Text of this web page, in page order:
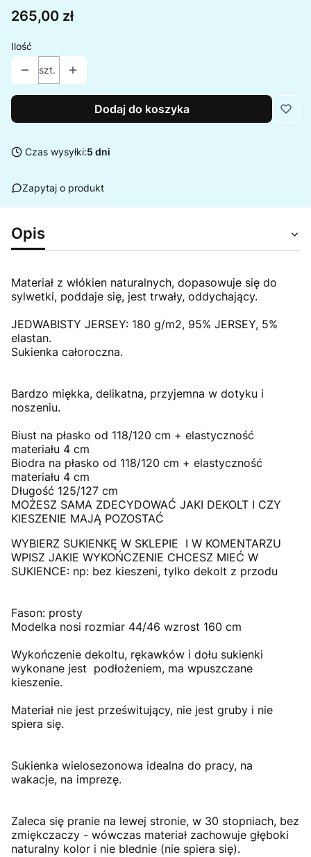
Cena
265,00 zł
Ilość
szt.
Dodaj do koszyka
Czas wysyłki:5 dni
Zapytaj o produkt
Opis
Materiał z włókien naturalnych, dopasowuje się do
sylwetki, poddaje się, jest trwały, oddychający.
JEDWABISTY JERSEY: 180 g/m2, 95% JERSEY, 5%
elastan.
Sukienka całoroczna.
Bardzo miękka, delikatna, przyjemna w dotyku i
noszeniu.
Biust na płasko od 118/120 cm + elastyczność
materiału 4 cm
Biodra na płasko od 118/120 cm + elastyczność
materiału 4 cm
Długość 125/127 cm
MOŻESZ SAMA ZDECYDOWAĆ JAKI DEKOLT I CZY
KIESZENIE MAJĄ POZOSTAĆ
WYBIERZ SUKIENKĘ W SKLEPIE I W KOMENTARZU
WPISZ JAKIE WYKOŃCZENIE CHCESZ MIEĆ W
SUKIENCE: np: bez kieszeni, tylko dekolt z przodu
Fason: prosty
Modelka nosi rozmiar 44/46 wzrost 160 cm
Wykończenie dekoltu, rękawków i dołu sukienki
wykonane jest podłożeniem, ma wpuszczane
kieszenie.
Materiał nie jest prześwitujący, nie jest gruby i nie
spiera się.
Sukienka wielosezonowa idealna do pracy, na
wakacje, na imprezę.
Zaleca się pranie na lewej stronie, w 30 stopniach, bez
zmiękczaczy - wówczas materiał zachowuje głęboki
naturalny kolor i nie blednie (nie spiera się).